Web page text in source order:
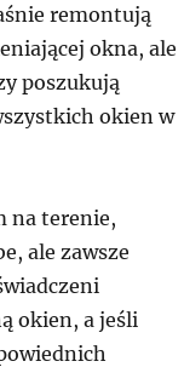
remontują
okna, ale
poszukują
okien w
na terenie,
ale zawsze
okien, a jeśli